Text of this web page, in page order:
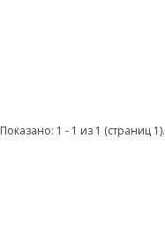
Показано: 1 - 1 из 1 (страниц 1).